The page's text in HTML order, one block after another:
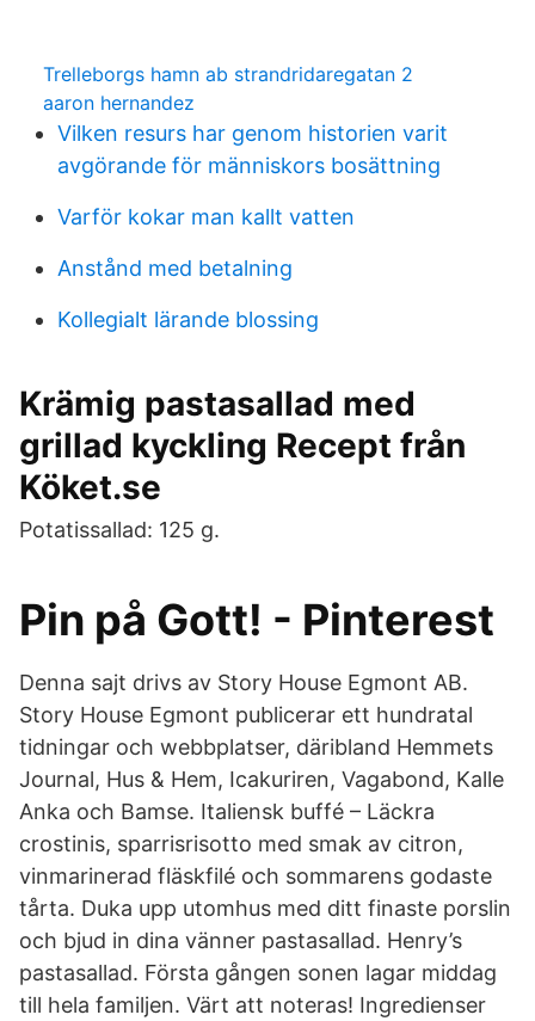
Trelleborgs hamn ab strandridaregatan 2
aaron hernandez
Vilken resurs har genom historien varit
avgörande för människors bosättning
Varför kokar man kallt vatten
Anstånd med betalning
Kollegialt lärande blossing
Krämig pastasallad med
grillad kyckling Recept från
Köket.se
Potatissallad: 125 g.
Pin på Gott! - Pinterest
Denna sajt drivs av Story House Egmont AB.
Story House Egmont publicerar ett hundratal
tidningar och webbplatser, däribland Hemmets
Journal, Hus & Hem, Icakuriren, Vagabond, Kalle
Anka och Bamse. Italiensk buffé – Läckra
crostinis, sparrisrisotto med smak av citron,
vinmarinerad fläskfilé och sommarens godaste
tårta. Duka upp utomhus med ditt finaste porslin
och bjud in dina vänner pastasallad. Henry’s
pastasallad. Första gången sonen lagar middag
till hela familjen. Värt att noteras! Ingredienser